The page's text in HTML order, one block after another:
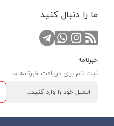
ما را دنبال کنید
RSSصفحهتماس با
کانال
خبرنامه
ثبت نام برای دریافت خبرنامه ما